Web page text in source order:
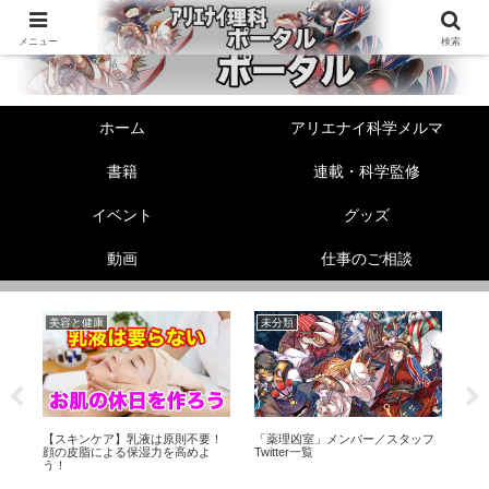
ホーム アリエナイ科学メルマ
書籍 連載・科学監修
イベント グッズ
動画 仕事のご相談
美容と健康
【スキンケア】乳液は原則不要！
顔の皮脂による保湿力を高めよ
う！
未分類
「薬理凶室」メンバー／スタッフ
Twitter一覧
メニュー 検索